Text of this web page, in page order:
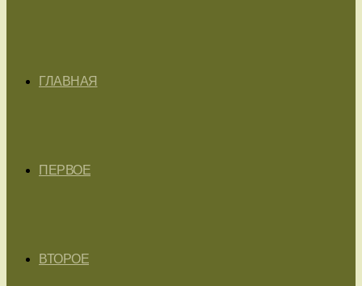
ГЛАВНАЯ
ПЕРВОЕ
ВТОРОЕ